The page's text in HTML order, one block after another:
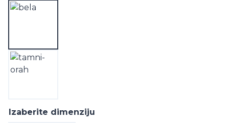
Izaberite dimenziju